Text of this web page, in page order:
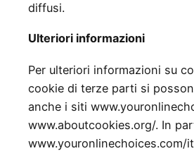
diffusi.
Ulteriori informazioni
Per ulteriori informazioni su
cookie di terze parti si
anche i siti
www.aboutcookies.org/. In
www.youronlinechoices.com/